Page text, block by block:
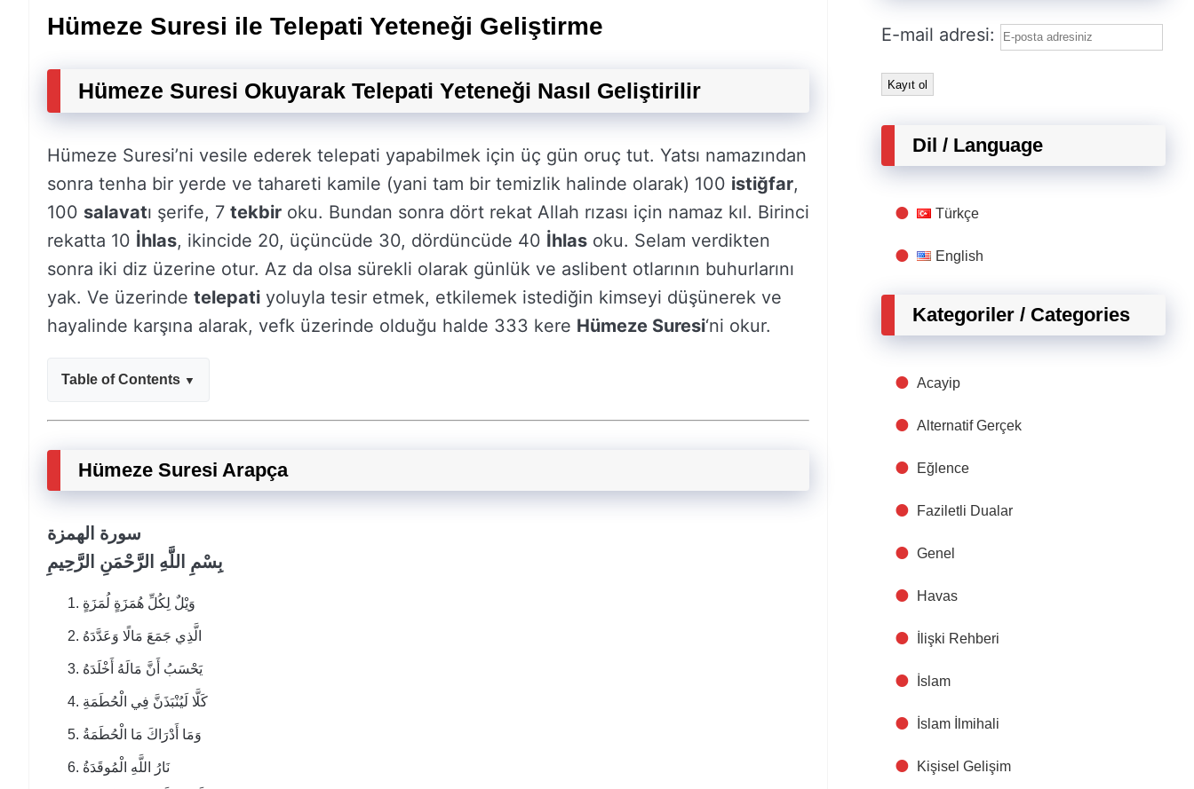
Hümeze Suresi ile Telepati Yeteneği Geliştirme
Hümeze Suresi Okuyarak Telepati Yeteneği Nasıl Geliştirilir
Hümeze Suresi’ni vesile ederek telepati yapabilmek için üç gün oruç tut. Yatsı namazından
sonra tenha bir yerde ve tahareti kamile (yani tam bir temizlik halinde olarak) 100 istiğfar,
100 salavatı şerife, 7 tekbir oku. Bundan sonra dört rekat Allah rızası için namaz kıl. Birinci
rekatta 10 İhlas, ikincide 20, üçüncüde 30, dördüncüde 40 İhlas oku. Selam verdikten
sonra iki diz üzerine otur. Az da olsa sürekli olarak günlük ve aslibent otlarının buhurlarını
yak. Ve üzerinde telepati yoluyla tesir etmek, etkilemek istediğin kimseyi düşünerek ve
hayalinde karşına alarak, vefk üzerinde olduğu halde 333 kere Hümeze Suresi‘ni okur.
Table of Contents
Hümeze Suresi Arapça
سورة الهمزة
بِسْمِ اللَّهِ الرَّحْمَنِ الرَّحِيمِ
وَيْلٌ لِكُلِّ هُمَزَةٍ لُمَزَةٍ
الَّذِي جَمَعَ مَالًا وَعَدَّدَهُ
يَحْسَبُ أَنَّ مَالَهُ أَخْلَدَهُ
كَلَّا لَيُنْبَذَنَّ فِي الْحُطَمَةِ
وَمَا أَدْرَاكَ مَا الْحُطَمَةُ
نَارُ اللَّهِ الْمُوقَدَةُ
E-mail adresi:
Dil / Language
Türkçe
English
Kategoriler / Categories
Acayip
Alternatif Gerçek
Eğlence
Faziletli Dualar
Genel
Havas
İlişki Rehberi
İslam
İslam İlmihali
Kişisel Gelişim